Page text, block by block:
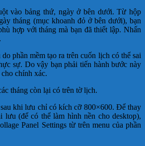
vào bảng thứ, ngày ở bên dưới. Từ hộp
tháng (mục khoanh đỏ ở bên dưới), bạn
hợp với tháng mà bạn đã thiết lập. Nhấn
phần mềm tạo ra trên cuốn lịch có thể sai
sự. Do vậy bạn phải tiến hành bước này
chính xác.
tháng còn lại có trên tờ lịch.
khi lưu chỉ có kích cỡ 800×600. Để thay
lưu (để có thể làm hình nền cho desktop),
Panel Settings từ trên menu của phần